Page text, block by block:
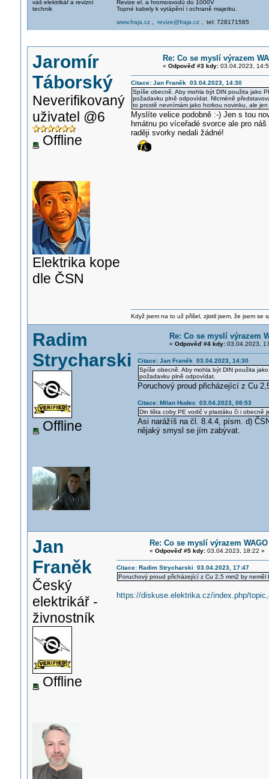
váš elektrikář a revizní
technik
Revize el. a hromosvodů do 1000V
Topné kabely k vytápění i ochraně majetku.
www.fraja.cz, revize@fraja.cz, tel: 728171585
Jaromír
Táborský
Neverifikovaný
uživatel @6
Offline
Elektrika kope
dle ČSN
Re: Co se myslí výrazem
« Odpověď #3 kdy:03.04.2023,
Citace: Jan Franěk 03.04.2023, 14:30
Spíše obecně. Aby mohla být DIN použita jako
požadavku plně odpovídat. NIcméně
to prostě nevnímám jako horkou novinku, ale
Myslíte velice podobně :-) Jen s tou
hmátnu po víceřadé svorce ale pro
raději svorky nedali žádné!
Když jsem na to už přišel, zjistil jsem, že jsem se
Radim
Strycharski
Offline
Re: Co se myslí výrazem
« Odpověď #4 kdy:03.04.2023,
Citace: Jan Franěk 03.04.2023, 14:30
Spíše obecně. Aby mohla být DIN použita
požadavku plně odpovídat.
Poruchový proud přicházející z Cu
Citace: Milan Hudec 03.04.2023, 08:53
Din lišta coby PE vodič v plastáku či i obecně
Asi narážíš na čl. 8.4.4, písm. d)
nějaký smysl se jím zabývat.
Jan
Franěk
Český
elektrikář -
živnostník
Offline
Re: Co se myslí výrazem
« Odpověď #5 kdy:03.04.2023, 18:22 »
Citace: Radim Strycharski 03.04.2023, 17:47
Poruchový proud přicházející z Cu 2,5 mm2 by
https://diskuse.elektrika.cz/index.php/